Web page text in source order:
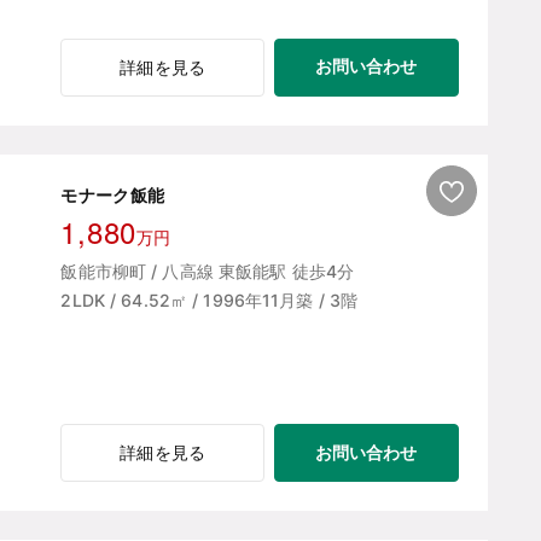
詳細を見る お問い合わせ
モナーク飯能
1,880万円
飯能市柳町 / 八高線 東飯能駅 徒歩4分
2LDK / 64.52㎡ / 1996年11月築 / 3階
詳細を見る お問い合わせ